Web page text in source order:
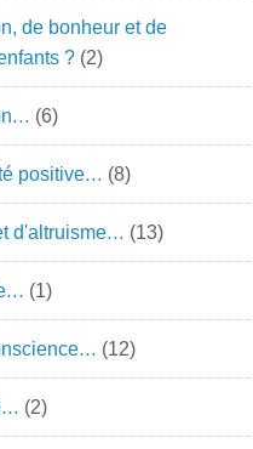
de bonheur et de
? (2)
(6)
positive… (8)
d'altruisme… (13)
(1)
(12)
(2)